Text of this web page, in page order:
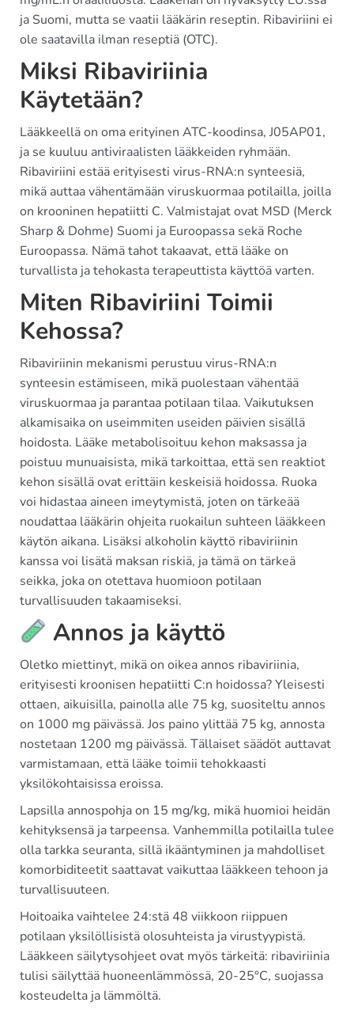
ja Suomi, mutta se vaatii lääkärin reseptin. Ribaviriini ei
ole saatavilla ilman reseptiä (OTC).
Miksi Ribaviriinia
Käytetään?
Lääkkeellä on oma erityinen ATC-koodinsa, J05AP01,
ja se kuuluu antiviraalisten lääkkeiden ryhmään.
Ribaviriini estää erityisesti virus-RNA:n synteesiä,
mikä auttaa vähentämään viruskuormaa potilailla, joilla
on krooninen hepatiitti C. Valmistajat ovat MSD (Merck
Sharp & Dohme) Suomi ja Euroopassa sekä Roche
Euroopassa. Nämä tahot takaavat, että lääke on
turvallista ja tehokasta terapeuttista käyttöä varten.
Miten Ribaviriini Toimii
Kehossa?
Ribaviriinin mekanismi perustuu virus-RNA:n
synteesin estämiseen, mikä puolestaan vähentää
viruskuormaa ja parantaa potilaan tilaa. Vaikutuksen
alkamisaika on useimmiten useiden päivien sisällä
hoidosta. Lääke metabolisoituu kehon maksassa ja
poistuu munuaisista, mikä tarkoittaa, että sen reaktiot
kehon sisällä ovat erittäin keskeisiä hoidossa. Ruoka
voi hidastaa aineen imeytymistä, joten on tärkeää
noudattaa lääkärin ohjeita ruokailun suhteen lääkkeen
käytön aikana. Lisäksi alkoholin käyttö ribaviriinin
kanssa voi lisätä maksan riskiä, ja tämä on tärkeä
seikka, joka on otettava huomioon potilaan
turvallisuuden takaamiseksi.
Annos ja käyttö
Oletko miettinyt, mikä on oikea annos ribaviriinia,
erityisesti kroonisen hepatiitti C:n hoidossa? Yleisesti
ottaen, aikuisilla, painolla alle 75 kg, suositeltu annos
on 1000 mg päivässä. Jos paino ylittää 75 kg, annosta
nostetaan 1200 mg päivässä. Tällaiset säädöt auttavat
varmistamaan, että lääke toimii tehokkaasti
yksilökohtaisissa eroissa.
Lapsilla annospohja on 15 mg/kg, mikä huomioi heidän
kehityksensä ja tarpeensa. Vanhemmilla potilailla tulee
olla tarkka seuranta, sillä ikääntyminen ja mahdolliset
komorbiditeetit saattavat vaikuttaa lääkkeen tehoon ja
turvallisuuteen.
Hoitoaika vaihtelee 24:stä 48 viikkoon riippuen
potilaan yksilöllisistä olosuhteista ja virustyypistä.
Lääkkeen säilytysohjeet ovat myös tärkeitä: ribaviriinia
tulisi säilyttää huoneenlämmössä, 20-25°C, suojassa
kosteudelta ja lämmöltä.